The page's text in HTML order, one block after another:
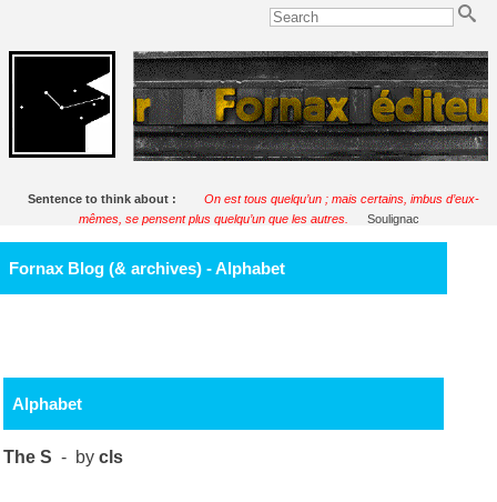
Sentence to think about :
On est tous quelqu’un ; mais certains, imbus d’eux-
mêmes, se pensent plus quelqu’un que les autres.
Soulignac
Fornax Blog (& archives) - Alphabet
Alphabet
The S - bycls